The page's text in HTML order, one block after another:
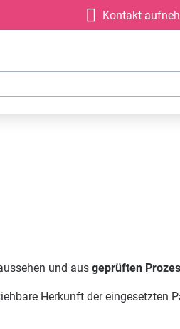
Kontakt
und aus geprüften
Herkunft der eingesetzten